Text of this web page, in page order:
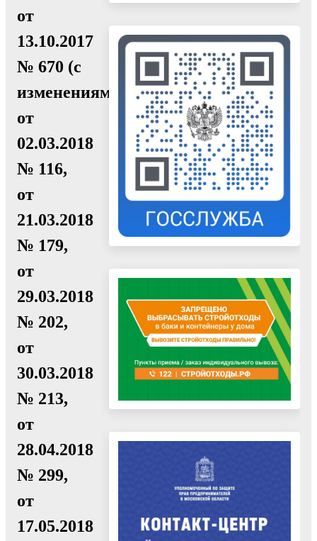
от
13.10.2017
№ 670 (с
изменениями
от
02.03.2018
№ 116,
от
21.03.2018
№ 179,
от
29.03.2018
№ 202,
от
30.03.2018
№ 213,
от
28.04.2018
№ 299,
от
17.05.2018